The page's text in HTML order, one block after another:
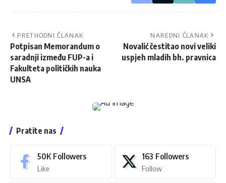
PRETHODNI ČLANAK
Potpisan Memorandum o
saradnji između FUP-a i
Fakulteta političkih nauka
UNSA
NAREDNI ČLANAK
Novalić čestitao novi veliki
uspjeh mladih bh. pravnica
Pratite nas
50K Followers
Like
163 Followers
Follow